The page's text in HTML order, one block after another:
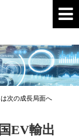
次の成長局面へ
EV輸出